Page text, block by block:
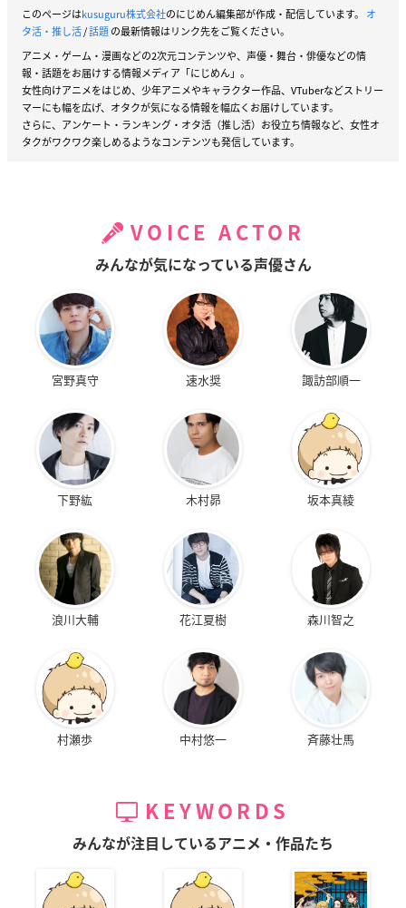
このページはkusuguru株式会社のにじめん編集部が作成・配信しています。 オ
タ活・推し活/話題の最新情報はリンク先をご覧ください。
アニメ・ゲーム・漫画などの2次元コンテンツや、声優・舞台・俳優などの情
報・話題をお届けする情報メディア「にじめん」。
女性向けアニメをはじめ、少年アニメやキャラクター作品、VTuberなどストリー
マーにも幅を広げ、オタクが気になる情報を幅広くお届けしています。
さらに、アンケート・ランキング・オタ活（推し活）お役立ち情報など、女性オ
タクがワクワク楽しめるようなコンテンツも発信しています。
VOICE ACTOR
みんなが気になっている声優さん
宮野真守 速水奨 諏訪部順一
下野紘 木村昴 坂本真綾
浪川大輔 花江夏樹 森川智之
村瀬歩 中村悠一 斉藤壮馬
KEYWORDS
みんなが注目しているアニメ・作品たち